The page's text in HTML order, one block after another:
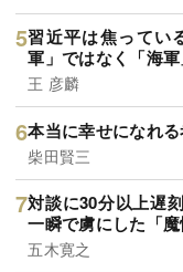
習近平は焦ってい
軍」ではなく「海
王 彦麟
本当に幸せになれ
柴田賢三
対談に30分以上遅
一瞬で虜にした「
五木寛之